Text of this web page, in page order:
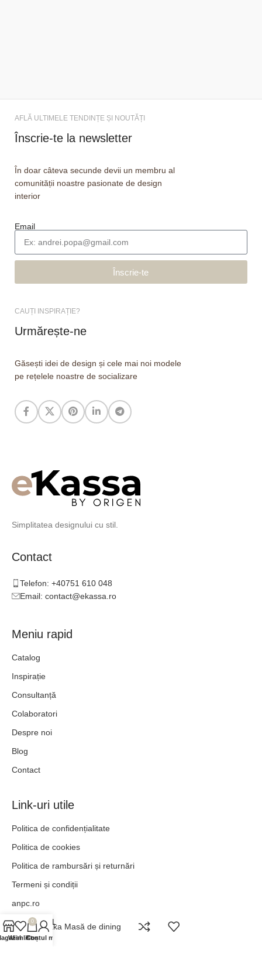
AFLĂ ULTIMELE TENDINȚE ȘI NOUTĂȚI
Înscrie-te la newsletter
În doar câteva secunde devii un membru al
comunității noastre pasionate de design
interior
Email
Înscrie-te
CAUȚI INSPIRAȚIE?
Urmărește-ne
Găsești idei de design și cele mai noi modele
pe rețelele noastre de socializare
Simplitatea designului cu stil.
Contact
Telefon: +40751 610 048
Email: contact@ekassa.ro
Meniu rapid
Catalog
Inspirație
Consultanță
Colaboratori
Despre noi
Blog
Contact
Link-uri utile
Politica de confidențialitate
Politica de cookies
Politica de rambursări și returnări
Termeni și condiții
anpc.ro
ANPC - SALOsaka Masă de dining
Wishlist
0
Coș
Contul meu